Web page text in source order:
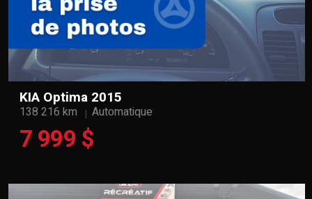
KIA Optima 2015
138 216 km Automatique
7 999 $